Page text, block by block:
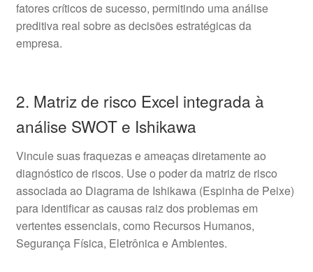
fatores críticos de sucesso, permitindo uma análise
preditiva real sobre as decisões estratégicas da
empresa.
2. Matriz de risco Excel integrada à
análise SWOT e Ishikawa
Vincule suas fraquezas e ameaças diretamente ao
diagnóstico de riscos. Use o poder da matriz de risco
associada ao Diagrama de Ishikawa (Espinha de Peixe)
para identificar as causas raiz dos problemas em
vertentes essenciais, como Recursos Humanos,
Segurança Física, Eletrônica e Ambientes.